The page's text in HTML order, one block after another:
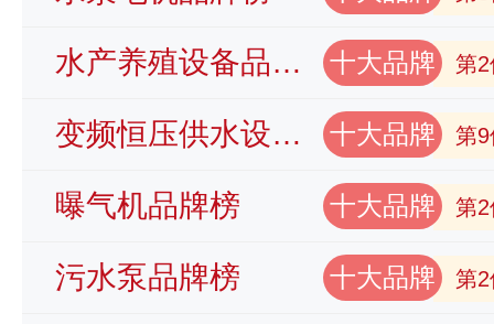
水产养殖设备品牌榜 十大品牌 第2
变频恒压供水设备品牌榜 十大品牌 第9
曝气机品牌榜 十大品牌 第2
污水泵品牌榜 十大品牌 第2